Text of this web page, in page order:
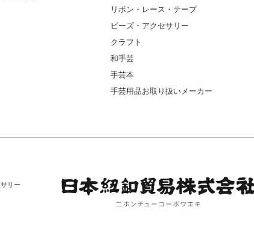
リボン・レース・テープ
ビーズ・アクセサリー
クラフト
和手芸
手芸本
手芸用品お取り扱いメーカー
リー